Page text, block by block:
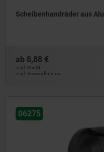
Scheibenhandräder aus
ab 8,88 €
zzgl. MwSt.
zzgl. Versandkosten
06275